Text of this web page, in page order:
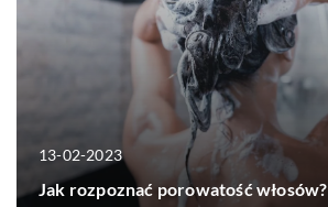
13-02-2023
Jak rozpoznać porowatość włosów?